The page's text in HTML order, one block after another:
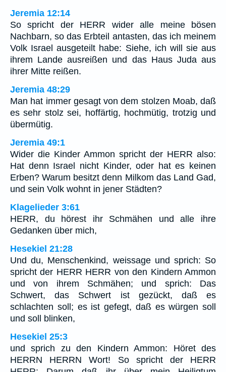
Jeremia 12:14
So spricht der HERR wider alle meine bösen
Nachbarn, so das Erbteil antasten, das ich meinem
Volk Israel ausgeteilt habe: Siehe, ich will sie aus
ihrem Lande ausreißen und das Haus Juda aus
ihrer Mitte reißen.
Jeremia 48:29
Man hat immer gesagt von dem stolzen Moab, daß
es sehr stolz sei, hoffärtig, hochmütig, trotzig und
übermütig.
Jeremia 49:1
Wider die Kinder Ammon spricht der HERR also:
Hat denn Israel nicht Kinder, oder hat es keinen
Erben? Warum besitzt denn Milkom das Land Gad,
und sein Volk wohnt in jener Städten?
Klagelieder 3:61
HERR, du hörest ihr Schmähen und alle ihre
Gedanken über mich,
Hesekiel 21:28
Und du, Menschenkind, weissage und sprich: So
spricht der HERR HERR von den Kindern Ammon
und von ihrem Schmähen; und sprich: Das
Schwert, das Schwert ist gezückt, daß es
schlachten soll; es ist gefegt, daß es würgen soll
und soll blinken,
Hesekiel 25:3
und sprich zu den Kindern Ammon: Höret des
HERRN HERRN Wort! So spricht der HERR